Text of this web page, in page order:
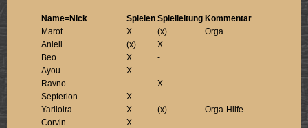
Name=Nick Spielen Spielleitung Kommentar
Marot
X (x)
Orga
Aniell
(x)
X
Beo
X
-
Ayou
X
-
Ravno
-
X
Septerion
X
-
Yariloira
X (x)
Orga-Hilfe
Corvin
X
-